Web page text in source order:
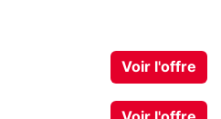
Voir l'offre